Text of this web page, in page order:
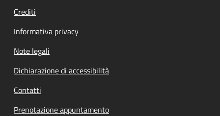
Crediti
Informativa privacy
Note legali
Dichiarazione di accessibilità
Contatti
Prenotazione appuntamento